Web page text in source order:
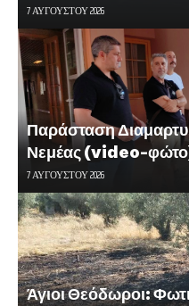
7 ΑΥΓΟΎΣΤΟΥ 2026
Παράσταση
Νεμέας (video-
7 ΑΥΓΟΎΣΤΟΥ 2026
Άγιοι Θεόδωροι: